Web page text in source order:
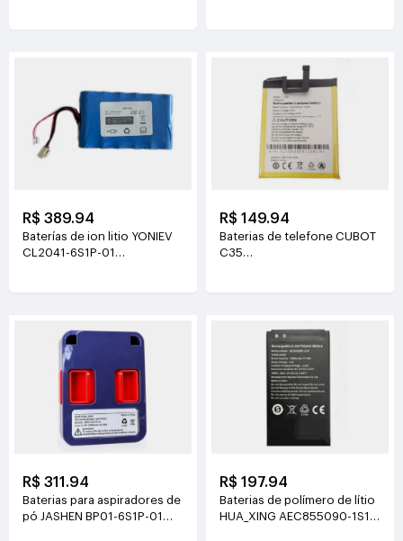
R$ 389.94
Baterías de ion litio YONIEV
CL2041-6S1P-01
R$ 149.94
Baterias de telefone CUBOT
C35
R$ 311.94
Baterias para aspiradores de
pó JASHEN BP01-6S1P-01
R$ 197.94
Baterias de polímero de lítio
HUA_XING AEC855090-1S1P